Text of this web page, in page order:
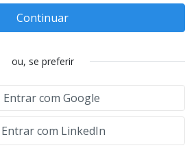
Continuar
ou, se preferir
Entrar com Google
Entrar com LinkedIn